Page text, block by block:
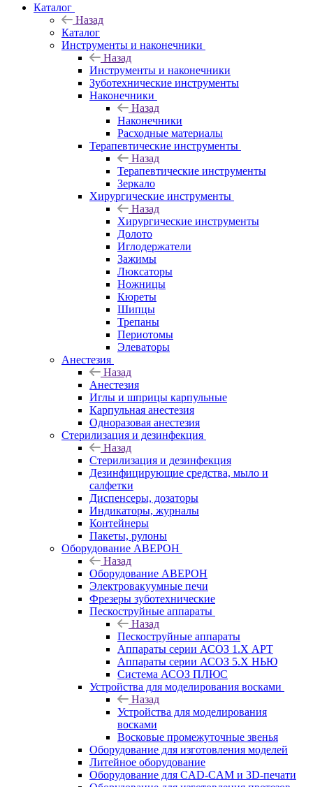
Каталог
Назад
Каталог
Инструменты и наконечники
Назад
Инструменты и наконечники
Зуботехнические инструменты
Наконечники
Назад
Наконечники
Расходные материалы
Терапевтические инструменты
Назад
Терапевтические инструменты
Зеркало
Хирургические инструменты
Назад
Хирургические инструменты
Долото
Иглодержатели
Зажимы
Люксаторы
Ножницы
Кюреты
Шипцы
Трепаны
Периотомы
Элеваторы
Анестезия
Назад
Анестезия
Иглы и шприцы карпульные
Карпульная анестезия
Одноразовая анестезия
Стерилизация и дезинфекция
Назад
Стерилизация и дезинфекция
Дезинфицирующие средства, мыло и
салфетки
Диспенсеры, дозаторы
Индикаторы, журналы
Контейнеры
Пакеты, рулоны
Оборудование АВЕРОН
Назад
Оборудование АВЕРОН
Электровакуумные печи
Фрезеры зуботехнические
Пескоструйные аппараты
Назад
Пескоструйные аппараты
Аппараты серии АСОЗ 1.Х АРТ
Аппараты серии АСОЗ 5.Х НЬЮ
Система АСОЗ ПЛЮС
Устройства для моделирования восками
Назад
Устройства для моделирования
восками
Восковые промежуточные звенья
Оборудование для изготовления моделей
Литейное оборудование
Оборудование для CAD-CAM и 3D-печати